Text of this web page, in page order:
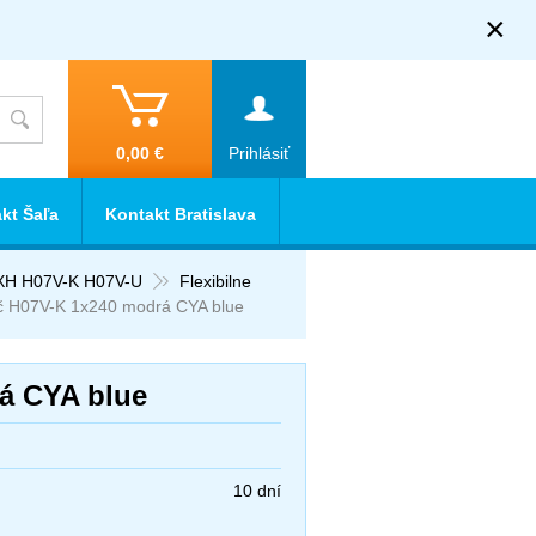
×
Prihlásiť
0,00 €
H07V-K H07V-U
Flexibilne
H07V-K 1x240 modrá CYA blue
CYA blue
10 dní
Šaľa Kontakt Bratislava